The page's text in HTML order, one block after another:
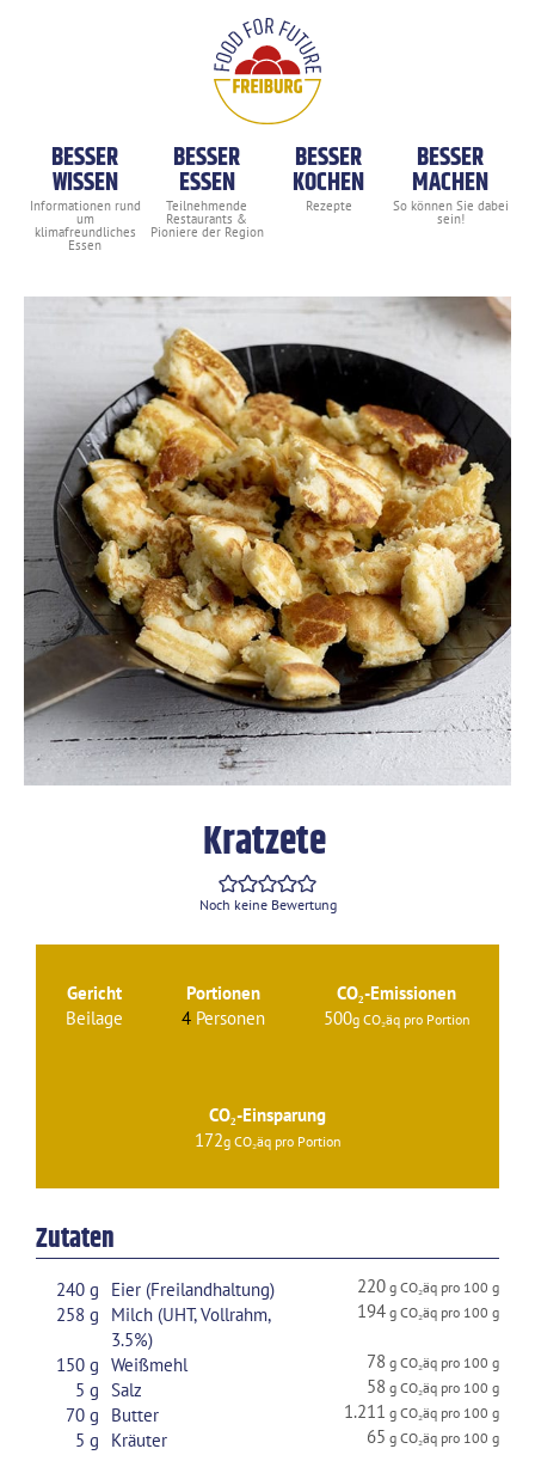
BESSER
WISSEN
BESSER
ESSEN
BESSER
KOCHEN
BESSER
MACHEN
Kratzete
Kratzete
Noch keine Bewertung
Gericht
Beilage
Portionen
4 Personen
CO₂-Emissionen
500
CO₂-Einsparung
172
Zutaten
240 g Eier (Freilandhaltung)
220
258 g
Milch (UHT, Vollrahm,
3.5%)
194
150 g Weißmehl
78
5 g Salz
58
70 g Butter
1.211
5 g Kräuter 65